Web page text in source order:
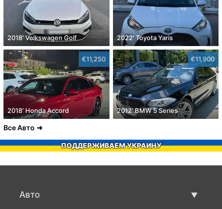
2018' Volkswagen Golf 2022' Toyota Yaris
€11,250
2018' Honda Accord
€11,900
2012' BMW 5 Series
Все Авто
ПОДДЕРЖИВАЕМ УКРАИНУ
Авто